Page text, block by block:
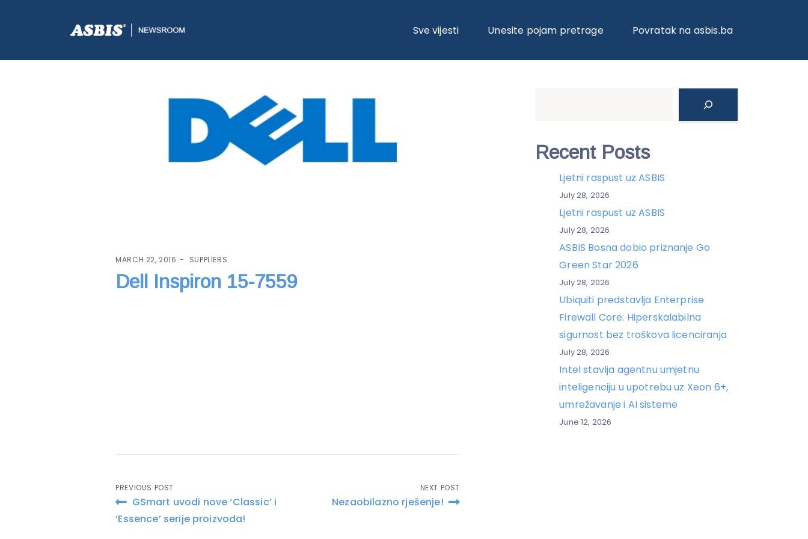
Sve vijesti Unesite pojam pretrage Povratak na asbis.ba
ASBIS.BA>SUPPLIERS> DELL INSPIRON 15-7559
MARCH 22, 2016 SUPPLIERS
Dell Inspiron 15-7559
Post
navigation
PREVIOUS POST
GSmart uvodi nove ‘Classic’ i
‘Essence’ serije proizvoda!
NEXT POST
Nezaobilazno rješenje!
Recent Posts
Ljetni raspust uz ASBIS
July 28, 2026
Ljetni raspust uz ASBIS
July 28, 2026
ASBIS Bosna dobio priznanje Go
Green Star 2026
July 28, 2026
Ubiquiti predstavlja Enterprise
Firewall Core: Hiperskalabilna
sigurnost bez troškova licenciranja
July 28, 2026
Intel stavlja agentnu umjetnu
inteligenciju u upotrebu uz Xeon 6+,
umrežavanje i AI sisteme
June 12, 2026